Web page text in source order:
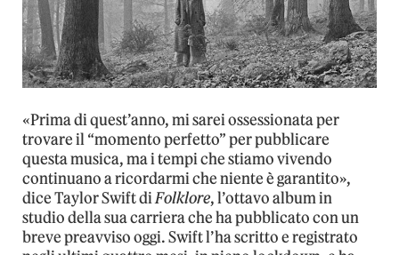
«Prima di quest’anno, mi sarei ossessionata per
trovare il “momento perfetto” per pubblicare
questa musica, ma i tempi che stiamo vivendo
continuano a ricordarmi che niente è garantito»,
dice Taylor Swift diFolklore, l’ottavo album in
studio della sua carriera che ha pubblicato con un
breve preavviso oggi. Swift l’ha scritto e registrato